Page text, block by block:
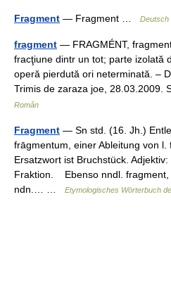
Fragment — Fragment … Deutsch
fragment — FRAGMÉNT,
fracţiune dintr un tot; parte izolată
operă pierdută ori neterminată. –
Trimis de zaraza joe,
Român
Fragment — Sn std. (16. Jh.)
frāgmentum, einer Ableitung von l.
Ersatzwort ist Bruchstück.
Fraktion. Ebenso nndl. fragment,
ndn.… …
Etymologisches Wörterbuch